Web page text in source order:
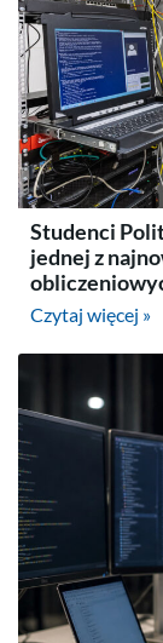
Studenci
jednej z
Czytaj więcej »